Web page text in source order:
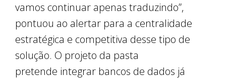
vamos continuar apenas traduzindo”,
pontuou ao alertar para a centralidade
estratégica e competitiva desse tipo de
solução. O projeto da pasta
pretende integrar bancos de dados já